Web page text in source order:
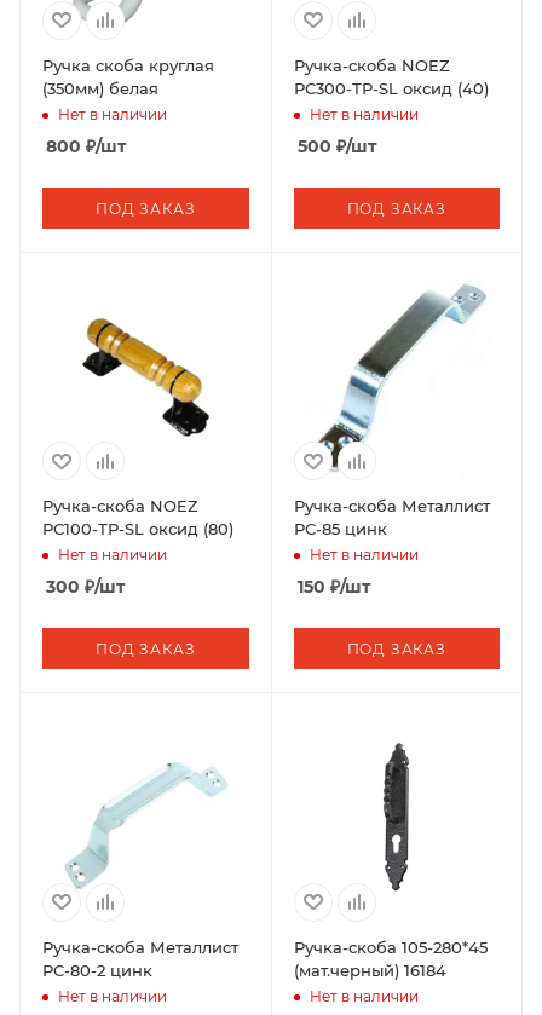
Ручка скоба круглая
(350мм) белая
Нет в наличии
800 ₽/шт
ПОД ЗАКАЗ
Ручка-скоба NOEZ
РС300-ТР-SL оксид (40)
Нет в наличии
500 ₽/шт
ПОД ЗАКАЗ
Ручка-скоба NOEZ
РС100-ТР-SL оксид (80)
Нет в наличии
300 ₽/шт
ПОД ЗАКАЗ
Ручка-скоба Металлист
РС-85 цинк
Нет в наличии
150 ₽/шт
ПОД ЗАКАЗ
Ручка-скоба Металлист
РС-80-2 цинк
Нет в наличии
Ручка-скоба 105-280*45
(мат.черный) 16184
Нет в наличии